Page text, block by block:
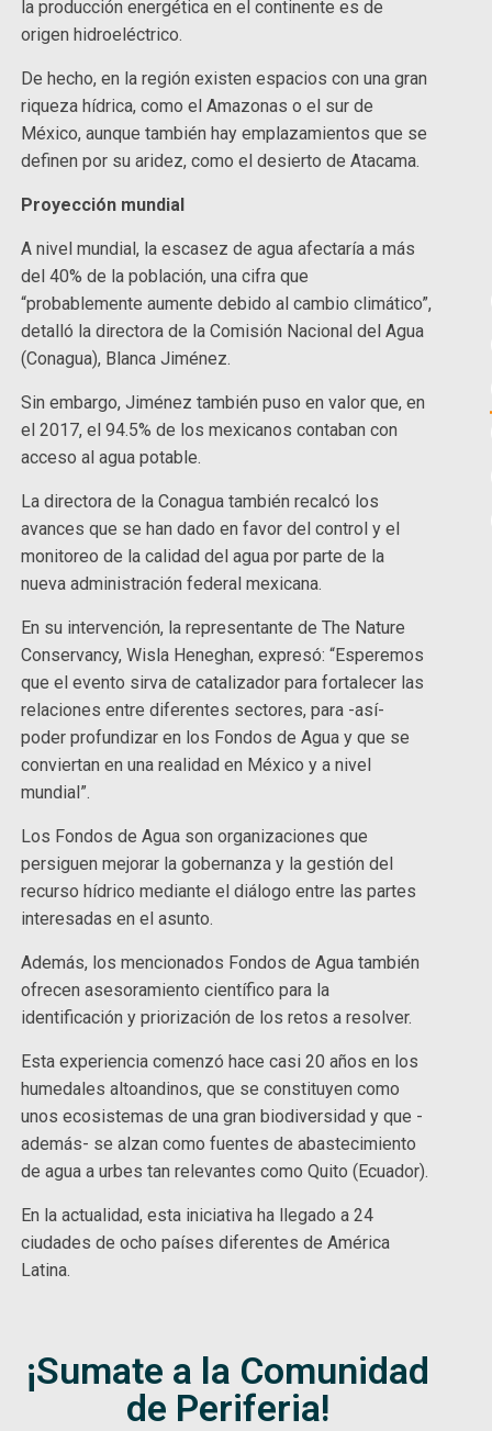
la producción energética en el continente es de
origen hidroeléctrico.
De hecho, en la región existen espacios con una gran
riqueza hídrica, como el Amazonas o el sur de
México, aunque también hay emplazamientos que se
definen por su aridez, como el desierto de Atacama.
Proyección mundial
A nivel mundial, la escasez de agua afectaría a más
del 40% de la población, una cifra que
“probablemente aumente debido al cambio climático”,
detalló la directora de la Comisión Nacional del Agua
(Conagua), Blanca Jiménez.
Sin embargo, Jiménez también puso en valor que, en
el 2017, el 94.5% de los mexicanos contaban con
acceso al agua potable.
La directora de la Conagua también recalcó los
avances que se han dado en favor del control y el
monitoreo de la calidad del agua por parte de la
nueva administración federal mexicana.
En su intervención, la representante de The Nature
Conservancy, Wisla Heneghan, expresó: “Esperemos
que el evento sirva de catalizador para fortalecer las
relaciones entre diferentes sectores, para -así-
poder profundizar en los Fondos de Agua y que se
conviertan en una realidad en México y a nivel
mundial”.
Los Fondos de Agua son organizaciones que
persiguen mejorar la gobernanza y la gestión del
recurso hídrico mediante el diálogo entre las partes
interesadas en el asunto.
Además, los mencionados Fondos de Agua también
ofrecen asesoramiento científico para la
identificación y priorización de los retos a resolver.
Esta experiencia comenzó hace casi 20 años en los
humedales altoandinos, que se constituyen como
unos ecosistemas de una gran biodiversidad y que -
además- se alzan como fuentes de abastecimiento
de agua a urbes tan relevantes como Quito (Ecuador).
En la actualidad, esta iniciativa ha llegado a 24
ciudades de ocho países diferentes de América
Latina.
¡Sumate a la Comunidad
de Periferia!